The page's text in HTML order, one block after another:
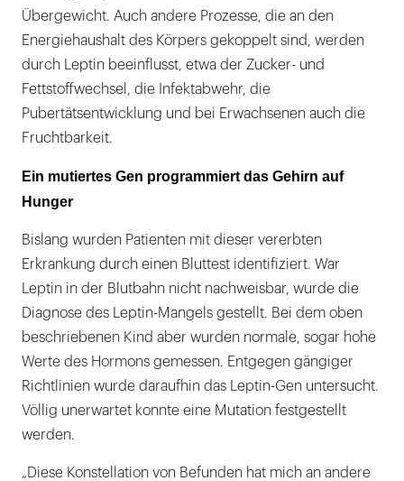
Übergewicht. Auch andere Prozesse, die an den
Energiehaushalt des Körpers gekoppelt sind, werden
durch Leptin beeinflusst, etwa der Zucker- und
Fettstoffwechsel, die Infektabwehr, die
Pubertätsentwicklung und bei Erwachsenen auch die
Fruchtbarkeit.
Ein mutiertes Gen programmiert das Gehirn auf
Hunger
Bislang wurden Patienten mit dieser vererbten
Erkrankung durch einen Bluttest identifiziert. War
Leptin in der Blutbahn nicht nachweisbar, wurde die
Diagnose des Leptin-Mangels gestellt. Bei dem oben
beschriebenen Kind aber wurden normale, sogar hohe
Werte des Hormons gemessen. Entgegen gängiger
Richtlinien wurde daraufhin das Leptin-Gen untersucht.
Völlig unerwartet konnte eine Mutation festgestellt
werden.
„Diese Konstellation von Befunden hat mich an andere